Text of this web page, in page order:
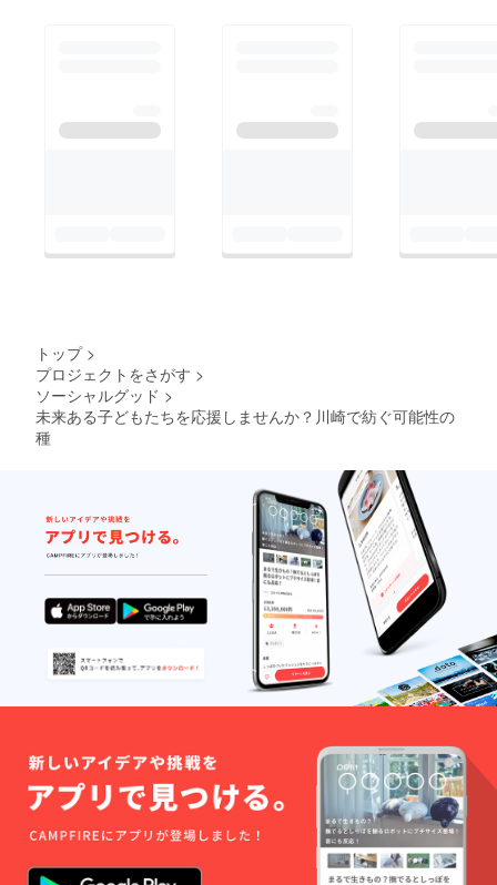
トップ >
プロジェクトをさがす >
ソーシャルグッド >
未来ある子どもたちを応援しませんか？川崎で紡ぐ可能性の
種